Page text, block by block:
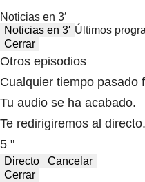
Noticias en 3′
Noticias en 3′ Últimos
Cerrar
Otros episodios
Cualquier tiempo pasado
Tu audio se ha acabado.
Te redirigiremos al directo.
5 "
Directo
Cancelar
Cerrar